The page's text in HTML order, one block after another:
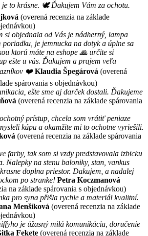
to krásne. 🕊 Ďakujem Vám za ochotu.
(overená recenzia na základe
si objednala od Vás je nádherný, lampa
je jemnucka na dotyk a úplne sa
ktorú máte na eshope 🙏 určite si
ešte u vás. Ďakujem a prajem veľa
❤️ Klaudia Špegárová (overená
spárovania s objednávkou)
ešte sme aj darček dostali. Ďakujeme
(overená recenzia na základe spárovania
prístup, chcela som vrátiť peniaze
kúpu a okamžite mi to ochotne vyriešili.
(overená recenzia na základe spárovania
farby, tak som si vzdy predstavovala izbicku
Nalepky na stenu baloniky, stan, vankus
doplna priestor. Dakujem, a nadalej
po stranke! Petra Koczmanová
na základe spárovania s objednávkou)
pro syna přišla rychle a materiál kvalitní.
Menšíková (overená recenzia na základe
je úžasný milá komunikácia, doručenie
Fekete (overená recenzia na základe